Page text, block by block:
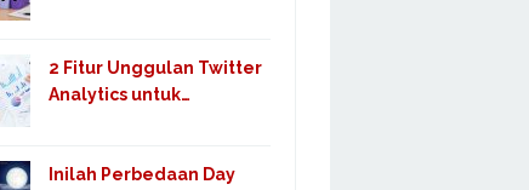
2 Fitur Unggulan Twitter
Analytics untuk…
Inilah Perbedaan Day